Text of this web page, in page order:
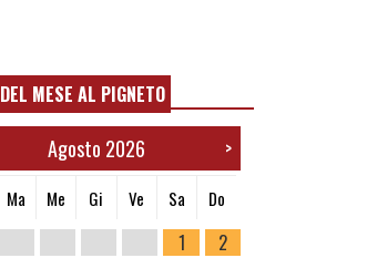
MESE AL PIGNETO
Agosto 2026 >
Ma Me Gi Ve Sa Do
1
2